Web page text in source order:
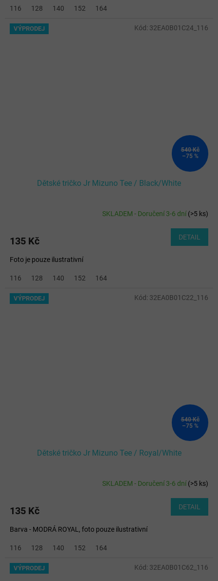
116 128 140 152 164
VÝPRODEJ
540 Kč
–75 %
Dětské tričko Jr Mizuno Tee / Black/White
SKLADEM - Doručení 3-6 dní(>5 ks)
135 Kč DETAIL
Foto je pouze ilustrativní
116 128 140 152 164
Kód: 32EA0B01C24_116
VÝPRODEJ
540 Kč
–75 %
Dětské tričko Jr Mizuno Tee / Royal/White
SKLADEM - Doručení 3-6 dní(>5 ks)
135 Kč DETAIL
Barva - MODRÁ ROYAL, foto pouze ilustrativní
116 128 140 152 164
Kód: 32EA0B01C22_116
VÝPRODEJ Kód: 32EA0B01C62_116